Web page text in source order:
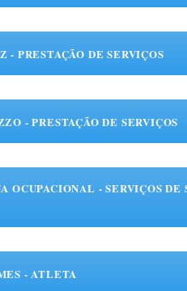
- PRESTAÇÃO DE SERVIÇOS
- PRESTAÇÃO DE SERVIÇOS
OCUPACIONAL - SERVIÇOS
- ATLETA